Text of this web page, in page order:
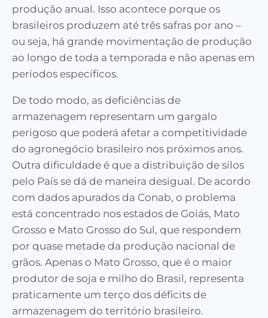
produção anual. Isso acontece porque os
brasileiros produzem até três safras por ano –
ou seja, há grande movimentação de produção
ao longo de toda a temporada e não apenas em
períodos específicos.
De todo modo, as deficiências de
armazenagem representam um gargalo
perigoso que poderá afetar a competitividade
do agronegócio brasileiro nos próximos anos.
Outra dificuldade é que a distribuição de silos
pelo País se dá de maneira desigual. De acordo
com dados apurados da Conab, o problema
está concentrado nos estados de Goiás, Mato
Grosso e Mato Grosso do Sul, que respondem
por quase metade da produção nacional de
grãos. Apenas o Mato Grosso, que é o maior
produtor de soja e milho do Brasil, representa
praticamente um terço dos déficits de
armazenagem do território brasileiro.